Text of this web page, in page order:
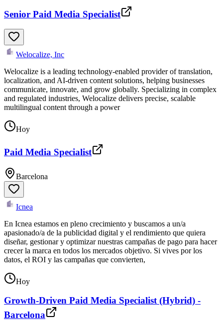
Senior Paid Media Specialist
Welocalize, Inc
Welocalize is a leading technology-enabled provider of translation,
localization, and AI-driven content solutions, helping businesses
communicate, innovate, and grow globally. Specializing in complex
and regulated industries, Welocalize delivers precise, scalable
multilingual content through a power
Hoy
Paid Media Specialist
Barcelona
Icnea
En Icnea estamos en pleno crecimiento y buscamos a un/a
apasionado/a de la publicidad digital y el rendimiento que quiera
diseñar, gestionar y optimizar nuestras campañas de pago para hacer
crecer la marca en todos los mercados objetivo. Si vives por los
datos, el ROI y las campañas que convierten,
Hoy
Growth-Driven Paid Media Specialist (Hybrid) -
Barcelona